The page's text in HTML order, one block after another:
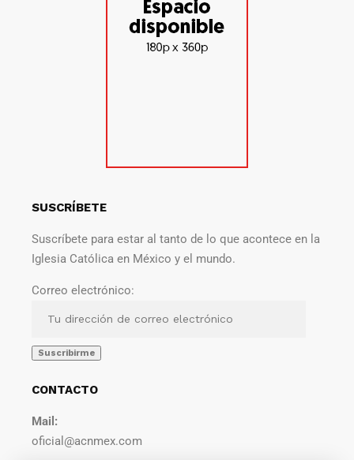
SUSCRÍBETE
Suscríbete para estar al tanto de lo que acontece en la
Iglesia Católica en México y el mundo.
Correo electrónico:
CONTACTO
Mail:
oficial@acnmex.com